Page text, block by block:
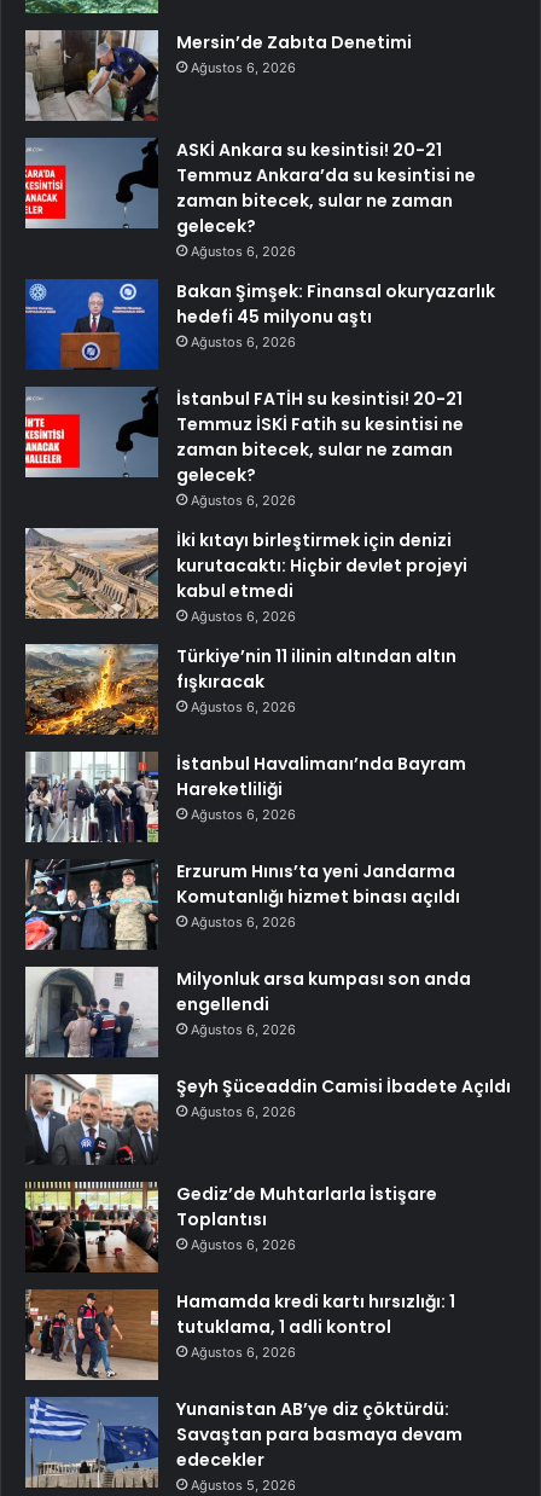
Mersin’de Zabıta Denetimi
Ağustos 6, 2026
ASKİ Ankara su kesintisi! 20-21
Temmuz Ankara’da su kesintisi ne
zaman bitecek, sular ne zaman
gelecek?
Ağustos 6, 2026
Bakan Şimşek: Finansal okuryazarlık
hedefi 45 milyonu aştı
Ağustos 6, 2026
İstanbul FATİH su kesintisi! 20-21
Temmuz İSKİ Fatih su kesintisi ne
zaman bitecek, sular ne zaman
gelecek?
Ağustos 6, 2026
İki kıtayı birleştirmek için denizi
kurutacaktı: Hiçbir devlet projeyi
kabul etmedi
Ağustos 6, 2026
Türkiye’nin 11 ilinin altından altın
fışkıracak
Ağustos 6, 2026
İstanbul Havalimanı’nda Bayram
Hareketliliği
Ağustos 6, 2026
Erzurum Hınıs’ta yeni Jandarma
Komutanlığı hizmet binası açıldı
Ağustos 6, 2026
Milyonluk arsa kumpası son anda
engellendi
Ağustos 6, 2026
Şeyh Şüceaddin Camisi İbadete Açıldı
Ağustos 6, 2026
Gediz’de Muhtarlarla İstişare
Toplantısı
Ağustos 6, 2026
Hamamda kredi kartı hırsızlığı: 1
tutuklama, 1 adli kontrol
Ağustos 6, 2026
Yunanistan AB’ye diz çöktürdü:
Savaştan para basmaya devam
edecekler
Ağustos 5, 2026